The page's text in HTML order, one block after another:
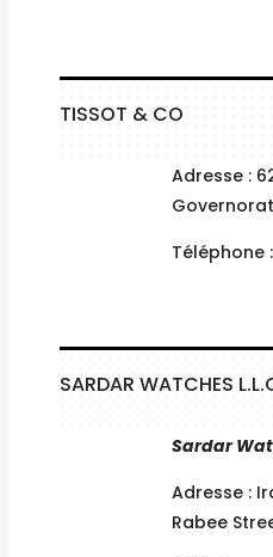
TISSOT & CO
Adresse :
Téléphone
SARDAR WATCHES
Sardar
Adresse :
Rabee